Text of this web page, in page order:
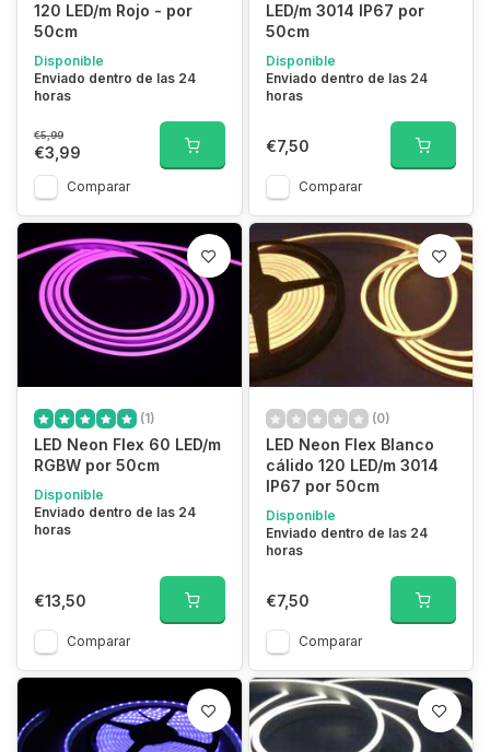
120 LED/m Rojo - por
50cm
Disponible
Enviado dentro de las 24
horas
€5,99
€3,99
Comparar
LED/m 3014 IP67 por
50cm
Disponible
Enviado dentro de las 24
horas
€7,50
Comparar
(1)
LED Neon Flex 60 LED/m
RGBW por 50cm
Disponible
Enviado dentro de las 24
horas
€13,50
Comparar
(0)
LED Neon Flex Blanco
cálido 120 LED/m 3014
IP67 por 50cm
Disponible
Enviado dentro de las 24
horas
€7,50
Comparar